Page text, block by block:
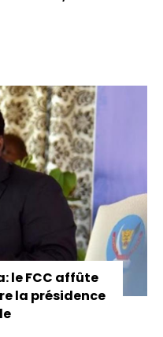
le FCC affûte
la présidence